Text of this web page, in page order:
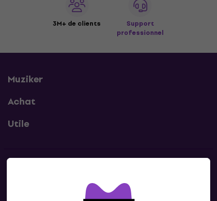
3M+ de clients
Support
professionnel
Muziker
Achat
Utile
Contacte nous